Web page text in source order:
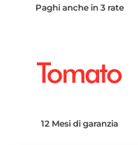
Paghi anche in 3 rate
12 Mesi di garanzia